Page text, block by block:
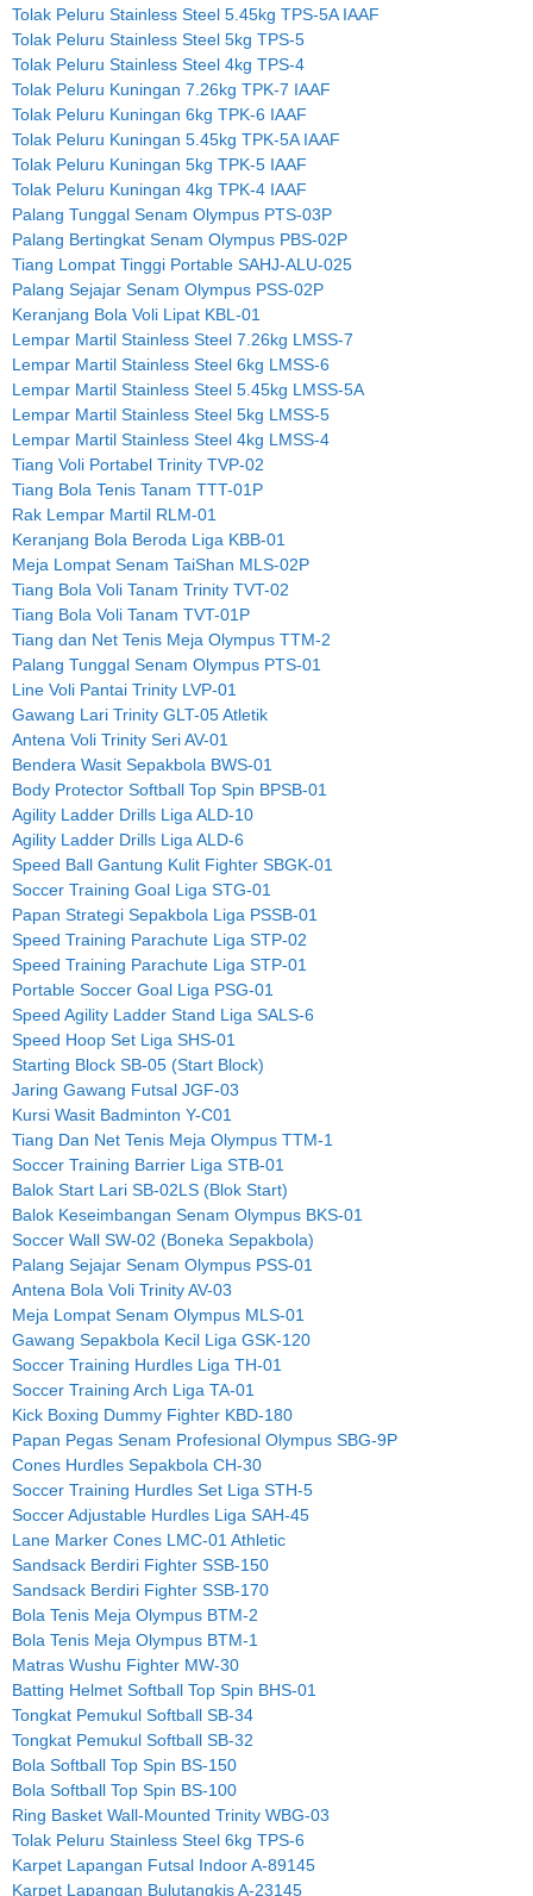
Tolak Peluru Stainless Steel 5.45kg TPS-5A IAAF
Tolak Peluru Stainless Steel 5kg TPS-5
Tolak Peluru Stainless Steel 4kg TPS-4
Tolak Peluru Kuningan 7.26kg TPK-7 IAAF
Tolak Peluru Kuningan 6kg TPK-6 IAAF
Tolak Peluru Kuningan 5.45kg TPK-5A IAAF
Tolak Peluru Kuningan 5kg TPK-5 IAAF
Tolak Peluru Kuningan 4kg TPK-4 IAAF
Palang Tunggal Senam Olympus PTS-03P
Palang Bertingkat Senam Olympus PBS-02P
Tiang Lompat Tinggi Portable SAHJ-ALU-025
Palang Sejajar Senam Olympus PSS-02P
Keranjang Bola Voli Lipat KBL-01
Lempar Martil Stainless Steel 7.26kg LMSS-7
Lempar Martil Stainless Steel 6kg LMSS-6
Lempar Martil Stainless Steel 5.45kg LMSS-5A
Lempar Martil Stainless Steel 5kg LMSS-5
Lempar Martil Stainless Steel 4kg LMSS-4
Tiang Voli Portabel Trinity TVP-02
Tiang Bola Tenis Tanam TTT-01P
Rak Lempar Martil RLM-01
Keranjang Bola Beroda Liga KBB-01
Meja Lompat Senam TaiShan MLS-02P
Tiang Bola Voli Tanam Trinity TVT-02
Tiang Bola Voli Tanam TVT-01P
Tiang dan Net Tenis Meja Olympus TTM-2
Palang Tunggal Senam Olympus PTS-01
Line Voli Pantai Trinity LVP-01
Gawang Lari Trinity GLT-05 Atletik
Antena Voli Trinity Seri AV-01
Bendera Wasit Sepakbola BWS-01
Body Protector Softball Top Spin BPSB-01
Agility Ladder Drills Liga ALD-10
Agility Ladder Drills Liga ALD-6
Speed Ball Gantung Kulit Fighter SBGK-01
Soccer Training Goal Liga STG-01
Papan Strategi Sepakbola Liga PSSB-01
Speed Training Parachute Liga STP-02
Speed Training Parachute Liga STP-01
Portable Soccer Goal Liga PSG-01
Speed Agility Ladder Stand Liga SALS-6
Speed Hoop Set Liga SHS-01
Starting Block SB-05 (Start Block)
Jaring Gawang Futsal JGF-03
Kursi Wasit Badminton Y-C01
Tiang Dan Net Tenis Meja Olympus TTM-1
Soccer Training Barrier Liga STB-01
Balok Start Lari SB-02LS (Blok Start)
Balok Keseimbangan Senam Olympus BKS-01
Soccer Wall SW-02 (Boneka Sepakbola)
Palang Sejajar Senam Olympus PSS-01
Antena Bola Voli Trinity AV-03
Meja Lompat Senam Olympus MLS-01
Gawang Sepakbola Kecil Liga GSK-120
Soccer Training Hurdles Liga TH-01
Soccer Training Arch Liga TA-01
Kick Boxing Dummy Fighter KBD-180
Papan Pegas Senam Profesional Olympus SBG-9P
Cones Hurdles Sepakbola CH-30
Soccer Training Hurdles Set Liga STH-5
Soccer Adjustable Hurdles Liga SAH-45
Lane Marker Cones LMC-01 Athletic
Sandsack Berdiri Fighter SSB-150
Sandsack Berdiri Fighter SSB-170
Bola Tenis Meja Olympus BTM-2
Bola Tenis Meja Olympus BTM-1
Matras Wushu Fighter MW-30
Batting Helmet Softball Top Spin BHS-01
Tongkat Pemukul Softball SB-34
Tongkat Pemukul Softball SB-32
Bola Softball Top Spin BS-150
Bola Softball Top Spin BS-100
Ring Basket Wall-Mounted Trinity WBG-03
Tolak Peluru Stainless Steel 6kg TPS-6
Karpet Lapangan Futsal Indoor A-89145
Karpet Lapangan Bulutangkis A-23145